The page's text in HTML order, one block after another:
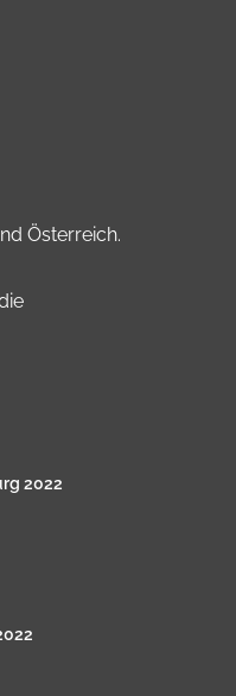
Österreich.
2022